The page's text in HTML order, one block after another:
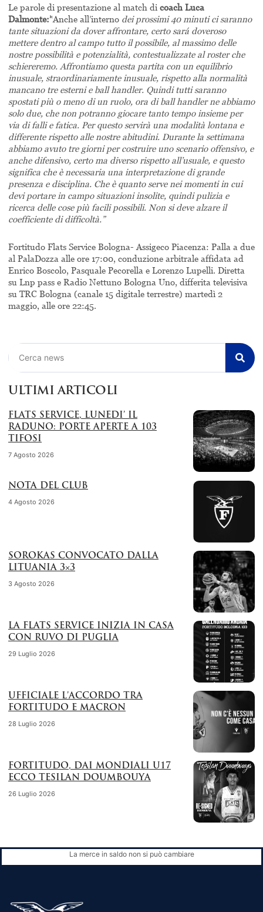
Le parole di presentazione al match dicoach Luca
Dalmonte:’‘Anche all’interno dei prossimi 40 minuti ci saranno
tante situazioni da dover affrontare, certo sará doveroso
mettere dentro al campo tutto il possibile, al massimo delle
nostre possibilità e potenzialità, contestualizzate al roster che
schiereremo. Affrontiamo questa partita con un equilibrio
inusuale, straordinariamente inusuale, rispetto alla normalità
mancano tre esterni e ball handler. Quindi tutti saranno
spostati più o meno di un ruolo, ora di ball handler ne abbiamo
solo due, che non potranno giocare tanto tempo insieme per
via di falli e fatica. Per questo servirà una modalità lontana e
differente rispetto alle nostre abitudini. Durante la settimana
abbiamo avuto tre giorni per costruire uno scenario offensivo, e
anche difensivo, certo ma diverso rispetto all’usuale, e questo
significa che è necessaria una interpretazione di grande
presenza e disciplina. Che è quanto serve nei momenti in cui
devi portare in campo situazioni insolite, quindi pulizia e
ricerca delle cose più facili possibili. Non si deve alzare il
coefficiente di difficoltà.”
Fortitudo Flats Service Bologna- Assigeco Piacenza: Palla a due
al PalaDozza alle ore 17:00, conduzione arbitrale affidata ad
Enrico Boscolo, Pasquale Pecorella e Lorenzo Lupelli. Diretta
su Lnp pass e Radio Nettuno Bologna Uno, differita televisiva
su TRC Bologna (canale 15 digitale terrestre) martedì 2
maggio, alle ore 22:45.
ULTIMI ARTICOLI
FLATS SERVICE, LUNEDI’ IL
RADUNO: PORTE APERTE A 103
TIFOSI
7 Agosto 2026
NOTA DEL CLUB
4 Agosto 2026
SOROKAS CONVOCATO DALLA
LITUANIA 3×3
3 Agosto 2026
LA FLATS SERVICE INIZIA IN CASA
CON RUVO DI PUGLIA
29 Luglio 2026
UFFICIALE L’ACCORDO TRA
FORTITUDO E MACRON
28 Luglio 2026
FORTITUDO, DAI MONDIALI U17
ECCO TESILAN DOUMBOUYA
26 Luglio 2026
La merce in saldo non si può cambiare